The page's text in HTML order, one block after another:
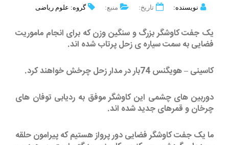
نویسنده: تاریخ: منبع: گروه: علوم ریاضی
یک جفت کاوشگر بزرگ و سنگین وزن که برای انجام ماموریت
فضایی به سمت سیاره ی زحل پرتاب شده اند.
کاسینی – هویگنس 74بار در مدار زحل چرخش خواهند کرد.
دوربین های چشمی این کاوشگر موفق به ردیابی توفان های
چرخان و قمرهای جدید شده اند.
ما یک جفت کاوشگر فضایی دور پرواز هستیم که پیرامون حلقه